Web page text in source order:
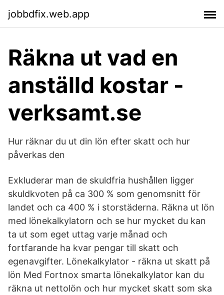
jobbdfix.web.app
Räkna ut vad en
anställd kostar -
verksamt.se
Hur räknar du ut din lön efter skatt och hur
påverkas den
Exkluderar man de skuldfria hushållen ligger
skuldkvoten på ca 300 % som genomsnitt för
landet och ca 400 % i storstäderna. Räkna ut lön
med lönekalkylatorn och se hur mycket du kan
ta ut som eget uttag varje månad och
fortfarande ha kvar pengar till skatt och
egenavgifter. Lönekalkylator - räkna ut skatt på
lön Med Fortnox smarta lönekalkylator kan du
räkna ut nettolön och hur mycket skatt som ska